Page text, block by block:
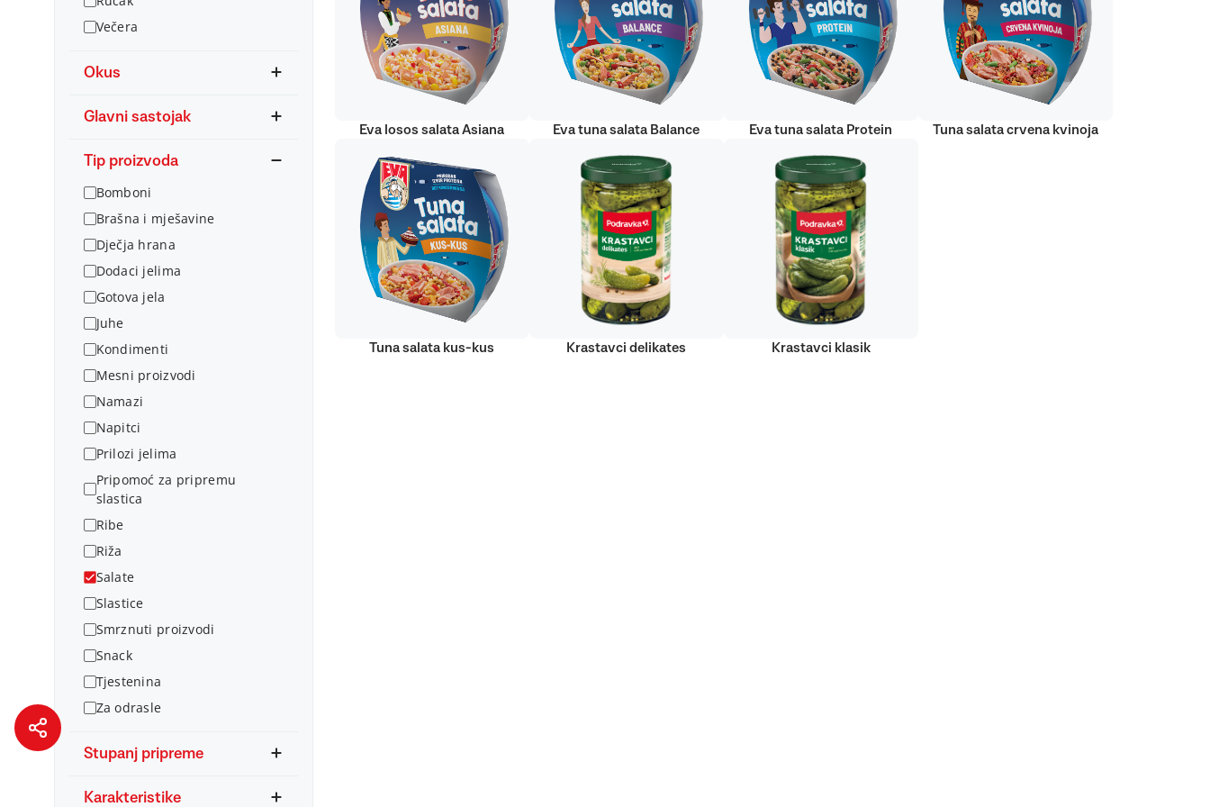
Večera
Okus
Glavni sastojak
Tip proizvoda
Bomboni
Brašna i mješavine
Dječja hrana
Dodaci jelima
Gotova jela
Juhe
Kondimenti
Mesni proizvodi
Namazi
Napitci
Prilozi jelima
Pripomoć za pripremu
slastica
Ribe
Riža
Salate
Slastice
Smrznuti proizvodi
Snack
Tjestenina
Za odrasle
Stupanj pripreme
Karakteristike
Eva losos salata Asiana Eva tuna salata Balance Eva tuna salata Protein Tuna salata crvena kvinoja
Tuna salata kus-kus Krastavci delikates Krastavci klasik